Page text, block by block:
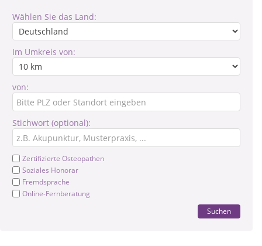
Wählen Sie das Land:
Im Umkreis von:
von:
Stichwort (optional):
Zertifizierte Osteopathen
Soziales Honorar
Fremdsprache
Online-Fernberatung
Suchen